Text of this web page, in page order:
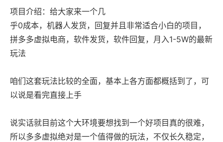
项目介绍：给大家来一个几
乎0成本，机器人发货，回复并且非常适合小白的项目，
拼多多虚拟电商，软件发货，软件回复，月入1-5W的最新
玩法
咱们这套玩法比较的全面，基本上各方面都概括到了，可
以说是看完直接上手
说实话就目前这个大环境要想找到一个好项目真的很难，
所以多多虚拟绝对是一个值得做的玩法，不仅长久稳定，